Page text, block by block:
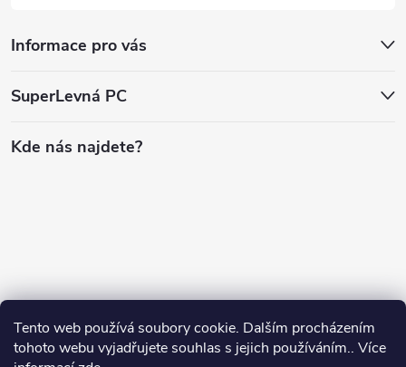
Tento web používá soubory cookie. Dalším procházením
tohoto webu vyjadřujete souhlas s jejich používáním.. Více
Informace pro vás
SuperLevná PC
Kde nás najdete?